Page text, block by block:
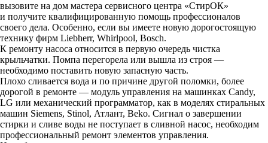
вызовите на дом мастера сервисного центра «СтирОК»
и получите квалифицированную помощь профессионалов
своего дела. Особенно, если вы имеете новую дорогостоящую
технику фирм Liebherr, Whirlpool, Bosch.
К ремонту насоса относится в первую очередь чистка
крыльчатки. Помпа перегорела или вышла из строя —
необходимо поставить новую запасную часть.
Плохо сливается вода и по причине другой поломки, более
дорогой в ремонте — модуль управления на машинках Candy,
LG или механический программатор, как в моделях стиральных
машин Siemens, Stinol, Атлант, Beko. Сигнал о завершении
стирки и сливе воды не поступает в сливной насос, необходим
профессиональный ремонт элементов управления.